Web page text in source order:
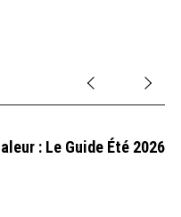
: Le Guide Été 2026